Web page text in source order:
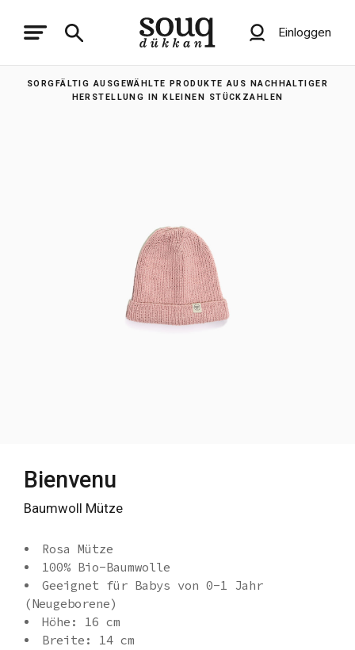
Einloggen
SORGFÄLTIG AUSGEWÄHLTE PRODUKTE AUS NACHHALTIGER
HERSTELLUNG IN KLEINEN STÜCKZAHLEN
Bienvenu
Baumwoll Mütze
Rosa Mütze
100% Bio-Baumwolle
Geeignet für Babys von 0-1 Jahr
(Neugeborene)
Höhe: 16 cm
Breite: 14 cm